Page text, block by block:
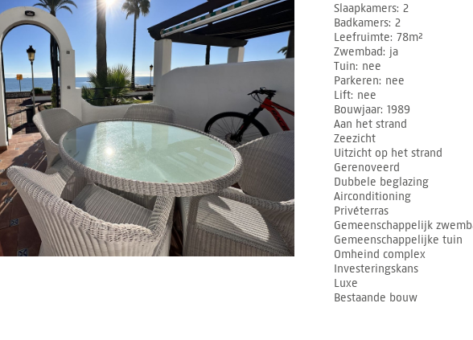
Slaapkamers 2
Badkamers 2
Leefruimte 78m²
Zwembad
ja
Tuin nee
Parkeren nee
Lift nee
Bouwjaar 1989
Aan het strand
Zeezicht
Uitzicht op het strand
Gerenoveerd
Dubbele beglazing
Airconditioning
Privéterras
Gemeenschappelijk
Gemeenschappelijke tuin
Omheind complex
Investeringskans
Luxe
Bestaande bouw